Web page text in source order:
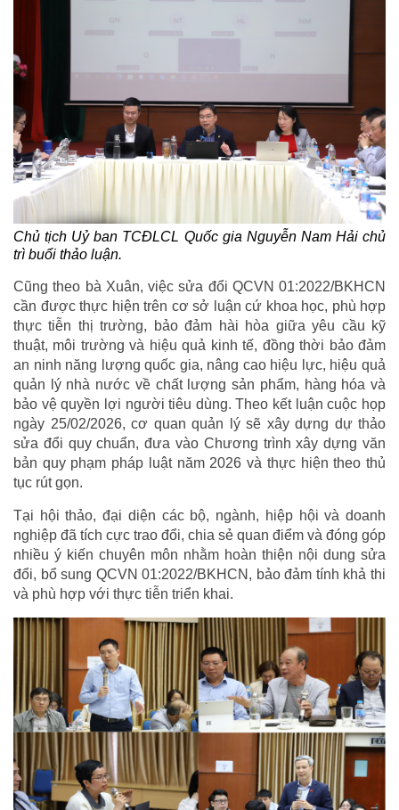
Chủ tịch Uỷ ban TCĐLCL Quốc gia Nguyễn Nam Hải chủ
trì buổi thảo luận.
Cũng theo bà Xuân, việc sửa đổi QCVN 01:2022/BKHCN
cần được thực hiện trên cơ sở luận cứ khoa học, phù hợp
thực tiễn thị trường, bảo đảm hài hòa giữa yêu cầu kỹ
thuật, môi trường và hiệu quả kinh tế, đồng thời bảo đảm
an ninh năng lượng quốc gia, nâng cao hiệu lực, hiệu quả
quản lý nhà nước về chất lượng sản phẩm, hàng hóa và
bảo vệ quyền lợi người tiêu dùng. Theo kết luận cuộc họp
ngày 25/02/2026, cơ quan quản lý sẽ xây dựng dự thảo
sửa đổi quy chuẩn, đưa vào Chương trình xây dựng văn
bản quy phạm pháp luật năm 2026 và thực hiện theo thủ
tục rút gọn.
Tại hội thảo, đại diện các bộ, ngành, hiệp hội và doanh
nghiệp đã tích cực trao đổi, chia sẻ quan điểm và đóng góp
nhiều ý kiến chuyên môn nhằm hoàn thiện nội dung sửa
đổi, bổ sung QCVN 01:2022/BKHCN, bảo đảm tính khả thi
và phù hợp với thực tiễn triển khai.